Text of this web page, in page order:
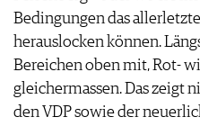
Bedingungen das
herauslocken können.
Bereichen oben mit, Rot-
gleichermassen. Das zeigt
den VDP sowie der